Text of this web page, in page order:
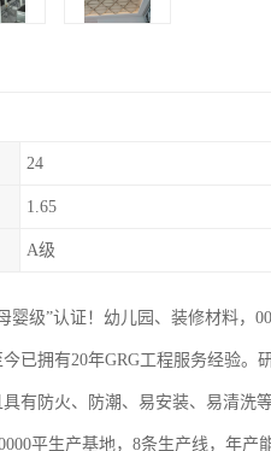
24
1.65
A级
婴级”认证！幼儿园、装修材料
已拥有20年GRG工程服务经验。
有防火、防潮、易安装、易清洗
平生产基地，8条生产线，年产